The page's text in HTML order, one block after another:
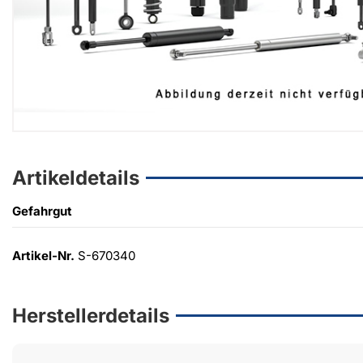
Artikeldetails
Gefahrgut
Artikel-Nr. S-670340
Herstellerdetails